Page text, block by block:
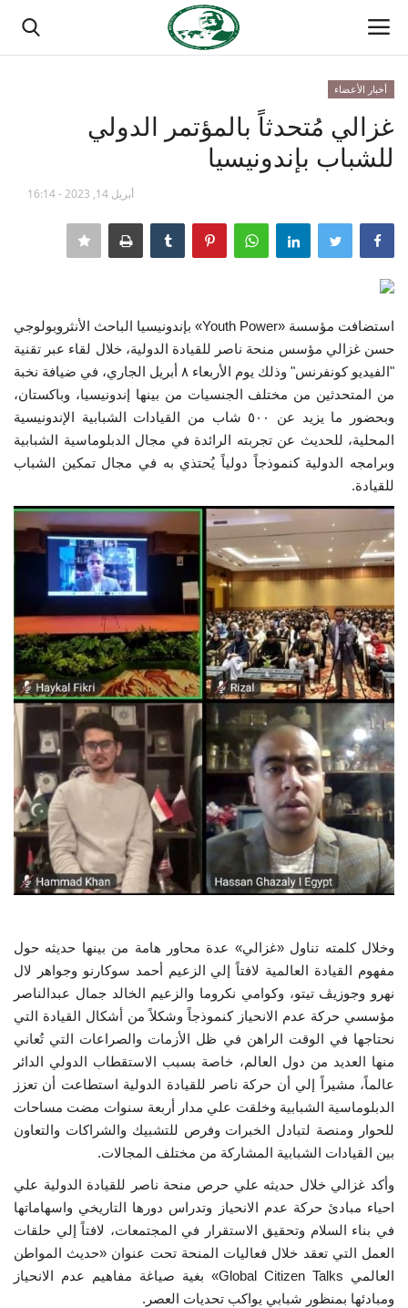
الصفحة الرئيسية
منتدى ناصر الدولي
مصر
فريق العمل
إرث جمال عبدالناصر
أخبار
شروط وأحكام منحة ناصر للقيادة الدولية
منحة ناصر للقيادة الدولية
مرجعياتنا
المواطن العالمي
الرواد
فرص
وثائق
الفيديوهات
الشركاء
Gallery
لغة
English
Swahili
español
French
Arabic
أخبار الأعضاء
غزالي مُتحدثاً بالمؤتمر الدولي
للشباب بإندونيسيا
أبريل 14, 2023 - 16:14
استضافت مؤسسة «Youth Power» بإندونيسيا الباحث الأنثروبولوجي
حسن غزالي مؤسس منحة ناصر للقيادة الدولية، خلال لقاء عبر تقنية
"الفيديو كونفرنس" وذلك يوم الأربعاء ٨ أبريل الجاري، في ضيافة نخبة
من المتحدثين من مختلف الجنسيات من بينها إندونيسيا، وباكستان،
وبحضور ما يزيد عن ٥٠٠ شاب من القيادات الشبابية الإندونيسية
المحلية، للحديث عن تجربته الرائدة في مجال الدبلوماسية الشبابية
وبرامجه الدولية كنموذجاً دولياً يُحتذي به في مجال تمكين الشباب
للقيادة.
وخلال كلمته تناول «غزالي» عدة محاور هامة من بينها حديثه حول
مفهوم القيادة العالمية لافتاً إلي الزعيم أحمد سوكارنو وجواهر لال
نهرو وجوزيڤ تيتو، وكوامي نكروما والزعيم الخالد جمال عبدالناصر
مؤسسي حركة عدم الانحياز كنموذجاً وشكلاً من أشكال القيادة التي
نحتاجها في الوقت الراهن في ظل الأزمات والصراعات التي تُعاني
منها العديد من دول العالم، خاصة بسبب الاستقطاب الدولي الدائر
عالماً، مشيراً إلي أن حركة ناصر للقيادة الدولية استطاعت أن تعزز
الدبلوماسية الشبابية وخلقت علي مدار أربعة سنوات مضت مساحات
للحوار ومنصة لتبادل الخبرات وفرص للتشبيك والشراكات والتعاون
بين القيادات الشبابية المشاركة من مختلف المجالات.
وأكد غزالي خلال حديثه علي حرص منحة ناصر للقيادة الدولية علي
احياء مبادئ حركة عدم الانحياز وتدراس دورها التاريخي واسهاماتها
في بناء السلام وتحقيق الاستقرار في المجتمعات، لافتاً إلي حلقات
العمل التي تعقد خلال فعاليات المنحة تحت عنوان «حديث المواطن
العالمي Global Citizen Talks» بغية صياغة مفاهيم عدم الانحياز
ومبادئها بمنظور شبابي يواكب تحديات العصر.